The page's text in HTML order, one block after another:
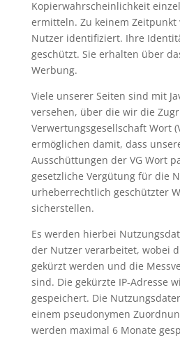
Kopierwahrscheinlichkeit
ermitteln. Zu keinem Zeitpunkt
Nutzer identifiziert. Ihre
geschützt. Sie erhalten über
Werbung.
Viele unserer Seiten sind mit
versehen, über die wir die
Verwertungsgesellschaft Wort
ermöglichen damit, dass
Ausschüttungen der VG Wort
gesetzliche Vergütung für die
urheberrechtlich geschützter
sicherstellen.
Es werden hierbei
der Nutzer verarbeitet, wobei
gekürzt werden und die
sind. Die gekürzte IP-Adresse
gespeichert. Die
einem pseudonymen
werden maximal 6 Monate